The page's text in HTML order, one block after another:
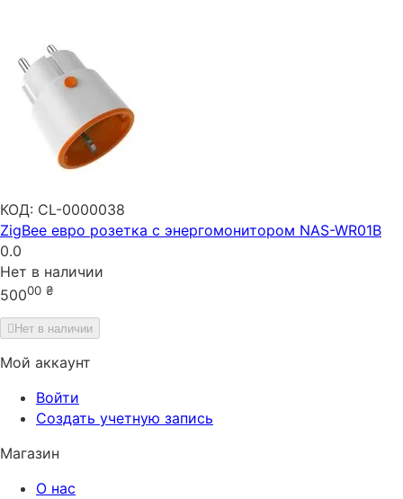
КОД: CL-0000038
ZigBee евро розетка с энергомонитором NAS-WR01B
0.0
Нет в наличии
50000 ₴
Нет в наличии
Мой аккаунт
Войти
Создать учетную запись
Магазин
О нас